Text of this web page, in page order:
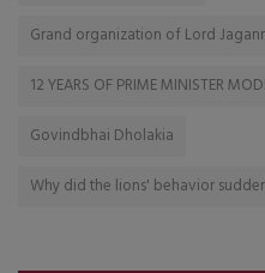
Grand organization of Lord
12 YEARS OF PRIME MINISTER
Govindbhai Dholakia
Why did the lions' behavior